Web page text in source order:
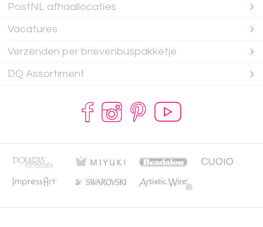
PostNL afhaallocaties
Vacatures
Verzenden per brievenbuspakketje
DQ Assortiment